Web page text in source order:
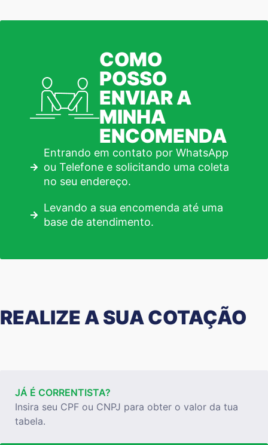
COMO
POSSO
ENVIAR A
MINHA
ENCOMENDA
Entrando em contato por WhatsApp
ou Telefone e solicitando uma coleta
no seu endereço.
Levando a sua encomenda até uma
base de atendimento.
REALIZE A SUA COTAÇÃO
JÁ É CORRENTISTA?
Insira seu CPF ou CNPJ para obter o valor da tua
tabela.